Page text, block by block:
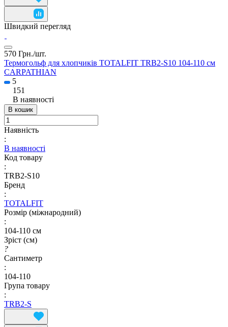
Швидкий перегляд
570 Грн./шт.
Термогольф для хлопчиків TOTALFIT TRB2-S10 104-110 см
CARPATHIAN
5
151
В наявності
В кошик
Наявність
:
В наявності
Код товару
:
TRB2-S10
Бренд
:
TOTALFIT
Розмір (міжнародний)
:
104-110 см
Зріст (см)
?
Сантиметр
:
104-110
Група товару
:
TRB2-S